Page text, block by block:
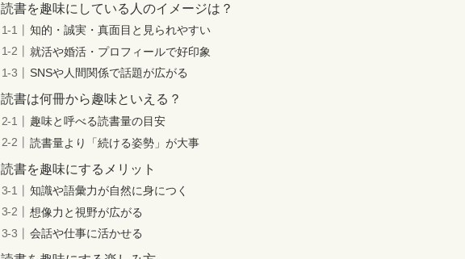
読書を趣味にしている人のイメージは？
知的・誠実・真面目と見られやすい
就活や婚活・プロフィールで好印象
SNSや人間関係で話題が広がる
読書は何冊から趣味といえる？
趣味と呼べる読書量の目安
読書量より「続ける姿勢」が大事
読書を趣味にするメリット
知識や語彙力が自然に身につく
想像力と視野が広がる
会話や仕事に活かせる